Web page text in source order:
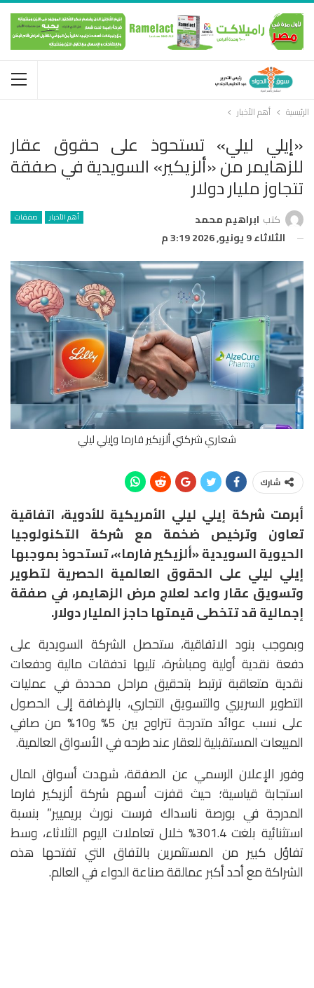
الرئيسية أهم الأخبار
«إيلي ليلي» تستحوذ على حقوق عقار
للزهايمر من «ألزيكير» السويدية في صفقة
تتجاوز مليار دولار
أهم الأخبار صفقات كتب ابراهيم محمد
الثلاثاء 9 يونيو, 2026 3:19 م
شعاري شركتي ألزيكير فارما وإيلي ليلي
شارك
أبرمت شركة إيلي ليلي الأمريكية للأدوية، اتفاقية
تعاون وترخيص ضخمة مع شركة التكنولوجيا
الحيوية السويدية «ألزيكير فارما»، تستحوذ بموجبها
إيلي ليلي على الحقوق العالمية الحصرية لتطوير
وتسويق عقار واعد لعلاج مرض الزهايمر، في صفقة
إجمالية قد تتخطى قيمتها حاجز المليار دولار.
وبموجب بنود الاتفاقية، ستحصل الشركة السويدية على
دفعة نقدية أولية ومباشرة، تليها تدفقات مالية ودفعات
نقدية متعاقبة ترتبط بتحقيق مراحل محددة في عمليات
التطوير السريري والتسويق التجاري، بالإضافة إلى الحصول
على نسب عوائد متدرجة تتراوح بين 5% و10% من صافي
المبيعات المستقبلية للعقار عند طرحه في الأسواق العالمية.
وفور الإعلان الرسمي عن الصفقة، شهدت أسواق المال
استجابة قياسية؛ حيث قفزت أسهم شركة ألزيكير فارما
المدرجة في بورصة ناسداك فرست نورث بريميير” بنسبة
استثنائية بلغت 301.4% خلال تعاملات اليوم الثلاثاء، وسط
تفاؤل كبير من المستثمرين بالآفاق التي تفتحها هذه
الشراكة مع أحد أكبر عمالقة صناعة الدواء في العالم.